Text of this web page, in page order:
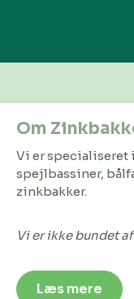
Om
Vi er specialiseret
spejlbassiner,
zinkbakker.
Vi er ikke bundet
Læs mere